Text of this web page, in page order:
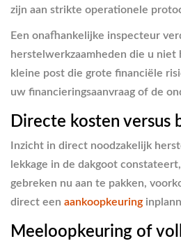
zijn aan strikte operationele
Een onafhankelijke inspecteur
herstelwerkzaamheden die u niet
kleine post die grote financiële
uw financieringsaanvraag of de
Directe kosten versus
Inzicht in direct noodzakelijk
lekkage in de dakgoot
gebreken nu aan te pakken,
direct een aankoopkeuring
Meeloopkeuring of